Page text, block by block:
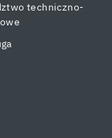
techniczno-